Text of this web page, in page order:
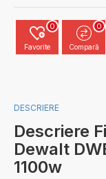
Favorite
0
Compară
0
DESCRIERE
Descriere
Dewalt
1100w